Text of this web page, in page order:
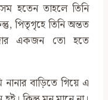
হতেন তাহলে তিনি
পিতৃগৃহে তিনি অন্তত
একজন তো হতে
বাড়িতে গিয়ে এ